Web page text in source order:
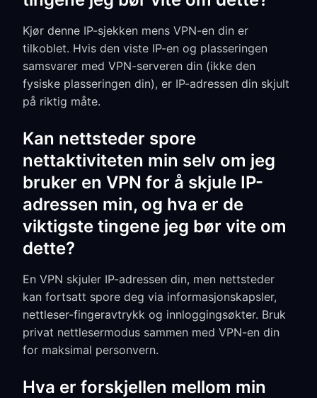
Kjør denne IP-sjekken mens VPN-en din er
tilkoblet. Hvis den viste IP-en og plasseringen
samsvarer med VPN-serveren din (ikke den
fysiske plasseringen din), er IP-adressen din skjult
på riktig måte.
Kan nettsteder spore
nettaktiviteten min selv om jeg
bruker en VPN for å skjule IP-
adressen min, og hva er de
viktigste tingene jeg bør vite om
dette?
En VPN skjuler IP-adressen din, men nettsteder
kan fortsatt spore deg via informasjonskapsler,
nettleser-fingeravtrykk og innloggingsøkter. Bruk
privat nettlesermodus sammen med VPN-en din
for maksimal personvern.
Hva er forskjellen mellom min